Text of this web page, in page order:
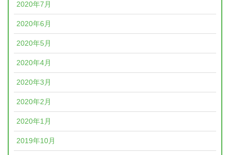
2020年7月
2020年6月
2020年5月
2020年4月
2020年3月
2020年2月
2020年1月
2019年10月